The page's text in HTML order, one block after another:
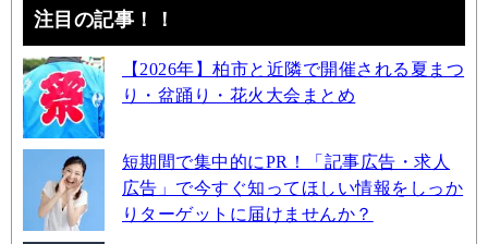
注目の記事！！
【2026年】柏市と近隣で開催される夏まつ
り・盆踊り・花火大会まとめ
短期間で集中的にPR！「記事広告・求人
広告」で今すぐ知ってほしい情報をしっか
りターゲットに届けませんか？